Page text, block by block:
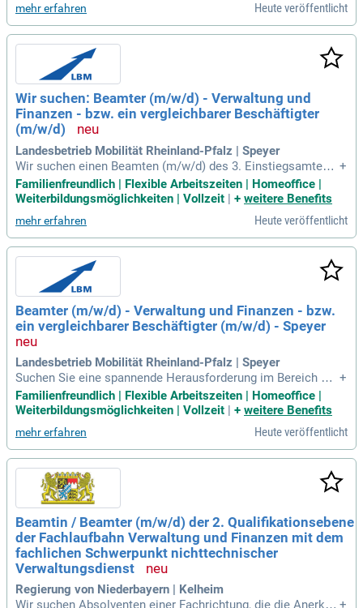
he kennen. Von Anfang an sind Sie Teil des Teams und kön
nen Ihre Fähigkeiten einbringen. Die theoretische Ausbildun
g findet blockweise an der Humpis-Schule in Ravensburg st
att. Im zweiten Jahr besuchen Sie einen intensiven Lehrgan
g an der Verwaltungsschule des Gemeindetags in Balingen.
Nutzen Sie diese Chance, um eine sichere Beamtenlaufbahn
zu starten und gestalten Sie die Zukunft Ihrer Gemeinde akti
v mit!
mehr erfahren Heute veröffentlicht
Wir suchen: Beamter (m/w/d) - Verwaltung und
Finanzen - bzw. ein vergleichbarer Beschäftigter
(m/w/d)
Landesbetrieb Mobilität Rheinland-Pfalz | Speyer
Wir suchen einen Beamten (m/w/d) des 3. Einstiegsamtes d
er Fachrichtung 1, Verwaltung und Finanzen in Speyer. Als T
eil unseres Teams gestalten Sie das Straßen- und Radwege
netz von rund 18.700 Kilometern in Rheinland-Pfalz. Ihre Auf
gaben umfassen die Mitwirkung bei Planfeststellungs- und
Plangenehmigungsverfahren sowie die Durchführung von Ab
stimmungsverfahren im Straßenrecht. Zudem sind Sie an Ra
umordnungsverfahren und Bauleitplanungen beteiligt. Verha
ndlungen mit öffentlichen und privaten Trägern sowie der Ab
schluss von Vereinbarungen gehören ebenfalls zu Ihrem Auf
gabenspektrum. Bewerben Sie sich jetzt und werden Sie Teil
unserer wichtigen Verkehrsorganisation!
+
Familienfreundlich | Flexible Arbeitszeiten | Homeoffice |
Weiterbildungsmöglichkeiten | Vollzeit | + weitere Benefits
mehr erfahren Heute veröffentlicht
Beamter (m/w/d) - Verwaltung und Finanzen - bzw.
ein vergleichbarer Beschäftigter (m/w/d) - Speyer
Landesbetrieb Mobilität Rheinland-Pfalz | Speyer
Suchen Sie eine spannende Herausforderung im Bereich Ver
waltung und Finanzen? Wir bieten eine attraktive Stelle, in d
er Sie an Planfeststellungs- und Plangenehmigungsverfahre
n für das Straßenrecht mitwirken. Ihre Aufgaben umfassen
Raumordnungsverfahren, Bauleitplanungen und Verhandlung
en mit öffentlichen Trägern. Voraussetzungen sind ein erfol
greicher Abschluss im Vorbereitungsdienst oder Angestellt
enlehrgang, Verhandlungsgeschick und eine selbstständige
Arbeitsweise. Wir garantieren einen sicheren Arbeitsplatz, fl
exible Arbeitszeiten und umfassende Weiterbildungsmöglic
hkeiten. Profitieren Sie von attraktiven Sozialleistungen und
der Vereinbarkeit von Beruf und Familie – bewerben Sie sic
h jetzt!
+
Familienfreundlich | Flexible Arbeitszeiten | Homeoffice |
Weiterbildungsmöglichkeiten | Vollzeit | + weitere Benefits
mehr erfahren Heute veröffentlicht
Beamtin / Beamter (m/w/d) der 2. Qualifikationsebene
der Fachlaufbahn Verwaltung und Finanzen mit dem
fachlichen Schwerpunkt nichttechnischer
Verwaltungsdienst
Regierung von Niederbayern | Kelheim